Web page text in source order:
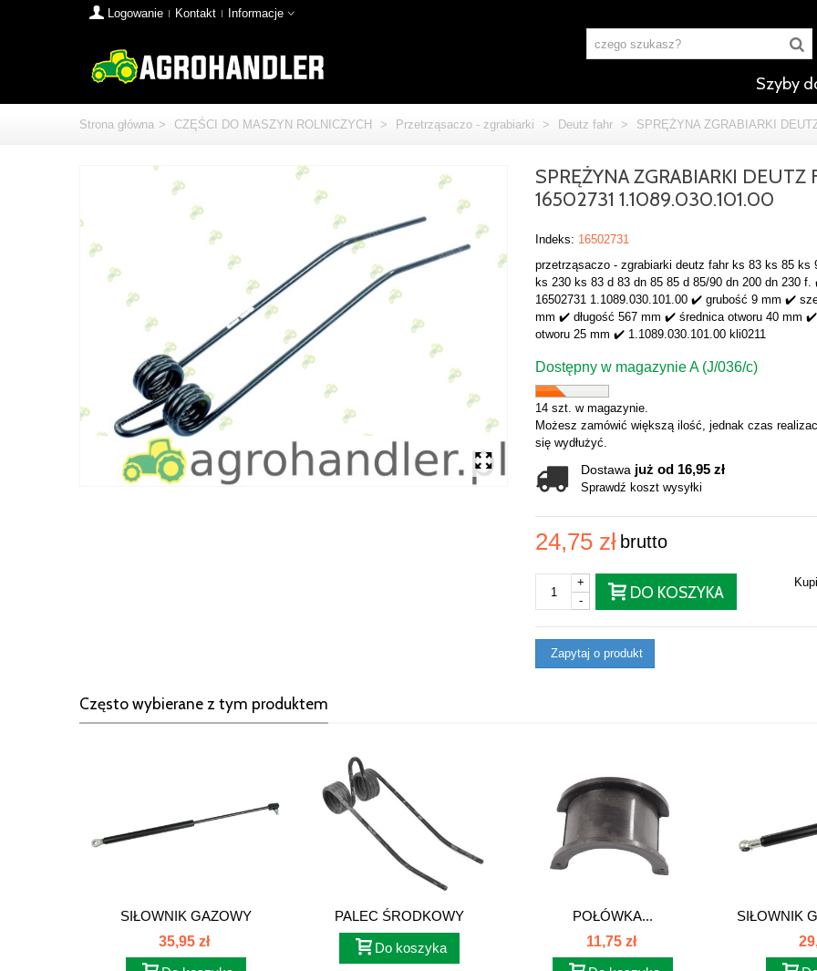
Logowanie Kontakt Informacje
Szyby
Strona główna > CZĘŚCI DO MASZYN ROLNICZYCH > Przetrząsaczo - zgrabiarki > Deutz fahr > SPRĘŻYNA ZGRABIARKI
SPRĘŻYNA ZGRABIARKI DEUTZ
16502731 1.1089.030.101.00
Indeks: 16502731
przetrząsaczo - zgrabiarki deutz fahr ks 83 ks 85 ks
ks 230 ks 83 d 83 dn 85 85 d 85/90 dn 200 dn 230
16502731 1.1089.030.101.00 ✔️ grubość 9 mm ✔️
mm ✔️ długość 567 mm ✔️ średnica otworu 40 mm
otworu 25 mm ✔️ 1.1089.030.101.00 kli0211
Dostępny w magazynie A (J/036/c)
14 szt. w magazynie.
Możesz zamówić większą ilość, jednak czas
się wydłużyć.
Dostawa już od 16,95 zł
Sprawdź koszt wysyłki
24,75 zł brutto
-
+
DO KOSZYKA
Zapytaj o produkt
Często wybierane z tym produktem
SIŁOWNIK GAZOWY
TYLNEJ...
35,95 zł
PALEC ŚRODKOWY
GALLIGANI AT061
Do koszyka
POŁÓWKA...
11,75 zł
SIŁOWNIK